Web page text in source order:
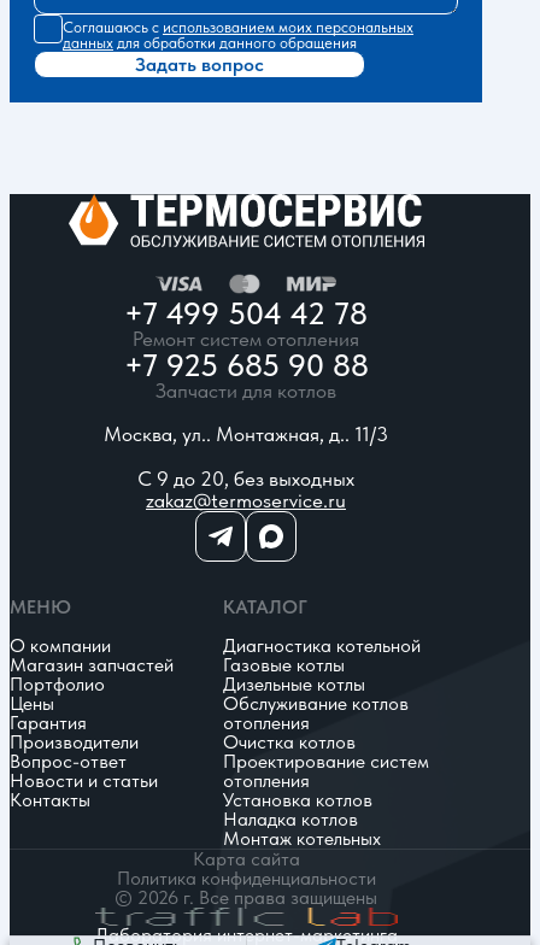
Соглашаюсь с использованием моих персональных
данных для обработки данного обращения
Задать вопрос
+7 499 504 42 78
Ремонт систем отопления
+7 925 685 90 88
Запчасти для котлов
Москва, ул.. Монтажная, д.. 11/3
С 9 до 20, без выходных
zakaz@termoservice.ru
МЕНЮ
О компании
Магазин запчастей
Портфолио
Цены
Гарантия
Производители
Вопрос-ответ
Новости и статьи
Контакты
КАТАЛОГ
Диагностика котельной
Газовые котлы
Дизельные котлы
Обслуживание котлов
отопления
Очистка котлов
Проектирование систем
отопления
Установка котлов
Наладка котлов
Монтаж котельных
Карта сайта
Политика конфиденциальности
© 2026 г. Все права защищены
Лаборатория интернет-маркетинга